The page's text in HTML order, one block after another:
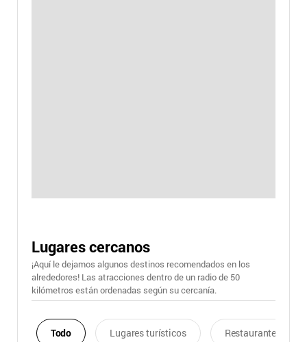
Lugares cercanos
¡Aquí le dejamos algunos destinos recomendados en los
alrededores! Las atracciones dentro de un radio de 50
kilómetros están ordenadas según su cercanía.
Todo Lugares turísticos Restaurantes